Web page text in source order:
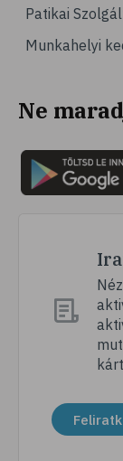
#
# hányinger
# túlsúly
#
# lelki
# nordic
# meditálás
# allergia
#
Patikai
Munkahelyi
Ne